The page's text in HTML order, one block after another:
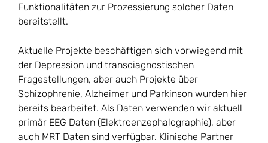
Funktionalitäten zur Prozessierung solcher Daten
bereitstellt.
Aktuelle Projekte beschäftigen sich vorwiegend mit
der Depression und transdiagnostischen
Fragestellungen, aber auch Projekte über
Schizophrenie, Alzheimer und Parkinson wurden hier
bereits bearbeitet. Als Daten verwenden wir aktuell
primär EEG Daten (Elektroenzephalographie), aber
auch MRT Daten sind verfügbar. Klinische Partner